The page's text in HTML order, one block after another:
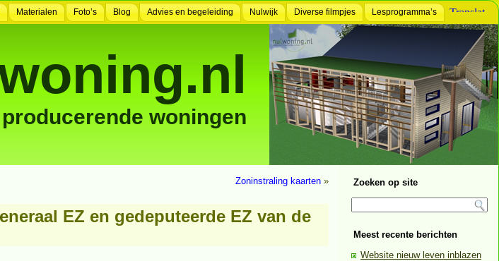
Materialen Foto’s Blog Advies en begeleiding Nulwijk Diverse filmpjes Lesprogramma’s
woningen
Zoninstraling kaarten »
EZ en gedeputeerde EZ van de
Zoeken op site
Meest recente berichten
Website nieuw leven inblazen